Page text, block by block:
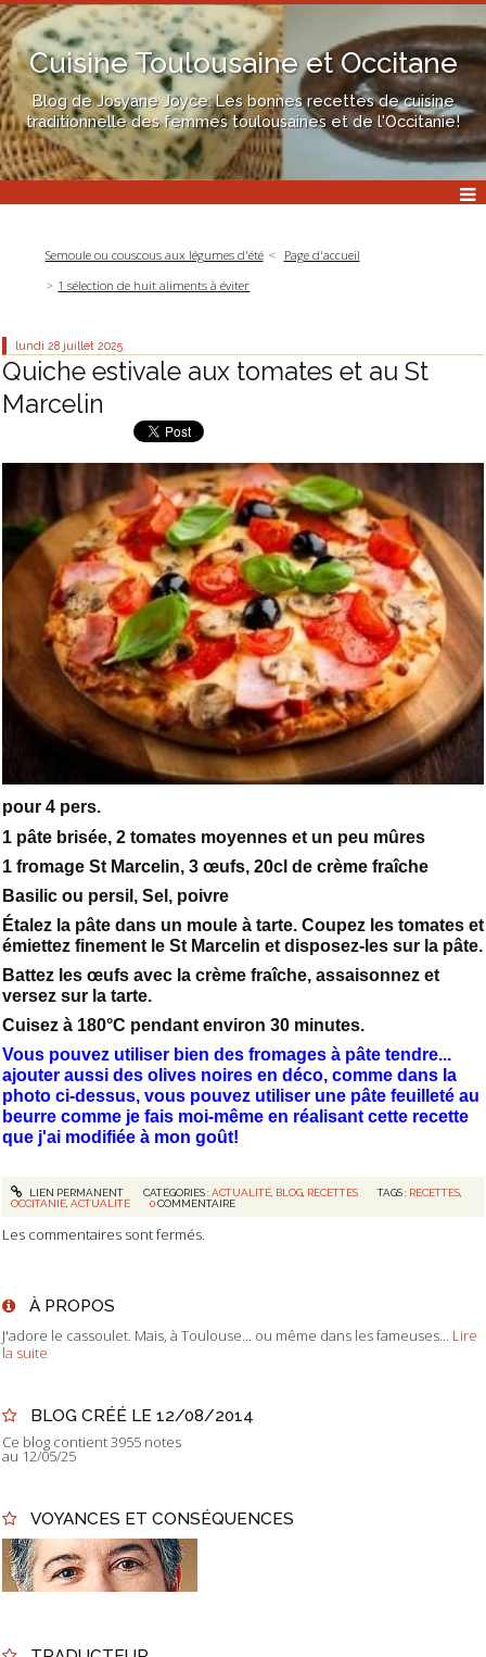
Cuisine Toulousaine et Occitane
Blog de Josyane Joyce: Les bonnes recettes de cuisine
traditionnelle des femmes toulousaines et de l'Occitanie!
Semoule ou couscous aux légumes d'été
Page d'accueil
1 sélection de huit aliments à éviter
lundi 28 juillet 2025
Quiche estivale aux tomates et au St
Marcelin
pour 4 pers.
1 pâte brisée, 2 tomates moyennes et un peu mûres
1 fromage St Marcelin, 3 œufs, 20cl de crème fraîche
Basilic ou persil, Sel, poivre
Étalez la pâte dans un moule à tarte. Coupez les tomates et
émiettez finement le St Marcelin et disposez-les sur la pâte.
Battez les œufs avec la crème fraîche, assaisonnez et
versez sur la tarte.
Cuisez à 180°C pendant environ 30 minutes.
Vous pouvez utiliser bien des fromages à pâte tendre...
ajouter aussi des olives noires en déco, comme dans la
photo ci-dessus, vous pouvez utiliser une pâte feuilleté au
beurre comme je fais moi-même en réalisant cette recette
que j'ai modifiée à mon goût!
LIEN PERMANENT CATÉGORIES :ACTUALITÉ, BLOG, RECETTES TAGS : RECETTES
OCCITANIE ,ACTUALITÉ 0 COMMENTAIRE
Les commentaires sont fermés.
À PROPOS
J'adore le cassoulet. Mais, à Toulouse... ou même dans les fameuses...
Lire
la suite
BLOG CRÉÉ LE 12/08/2014
Ce blog contient 3955 notes
au 12/05/25
VOYANCES ET CONSÉQUENCES